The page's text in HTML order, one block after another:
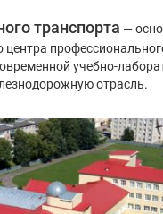
транспорта —
учебно-
отрасль.